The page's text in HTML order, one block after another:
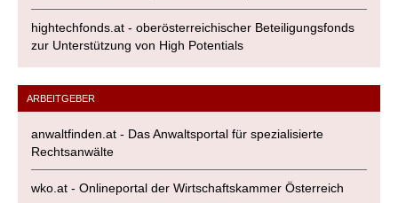
hightechfonds.at - oberösterreichischer Beteiligungsfonds
zur Unterstützung von High Potentials
ARBEITGEBER
anwaltfinden.at - Das Anwaltsportal für spezialisierte
Rechtsanwälte
wko.at - Onlineportal der Wirtschaftskammer Österreich